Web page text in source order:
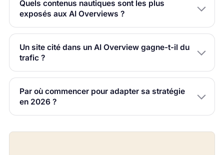
Quels contenus nautiques sont les plus
exposés aux AI Overviews ?
Un site cité dans un AI Overview gagne-t-il du
trafic ?
Par où commencer pour adapter sa stratégie
en 2026 ?